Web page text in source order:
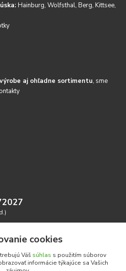
Hainburg, Wolfsthal, Berg, Kittsee,
aj ohľadne sortimentu, sme
cookies
Váš súhlas s použitím súborov
informácie týkajúce sa Vašich